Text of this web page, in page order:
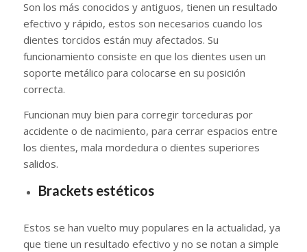
Son los más conocidos y antiguos, tienen un resultado
efectivo y rápido, estos son necesarios cuando los
dientes torcidos están muy afectados. Su
funcionamiento consiste en que los dientes usen un
soporte metálico para colocarse en su posición
correcta.
Funcionan muy bien para corregir torceduras por
accidente o de nacimiento, para cerrar espacios entre
los dientes, mala mordedura o dientes superiores
salidos.
Brackets estéticos
Estos se han vuelto muy populares en la actualidad, ya
que tiene un resultado efectivo y no se notan a simple